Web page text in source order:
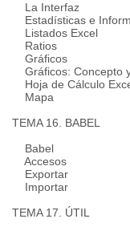
La Interfaz
Estadísticas e
Listados Excel
Ratios
Gráficos
Gráficos: Concepto
Hoja de Cálculo
Mapa
TEMA 16. BABEL
Babel
Accesos
Exportar
Importar
TEMA 17. ÚTIL